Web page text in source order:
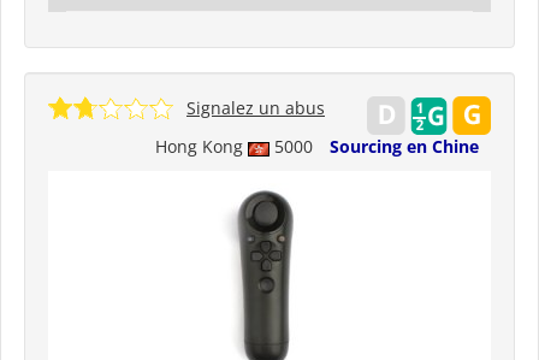
Hong Kong 5000 Sourcing en Chine
Signalez un abus